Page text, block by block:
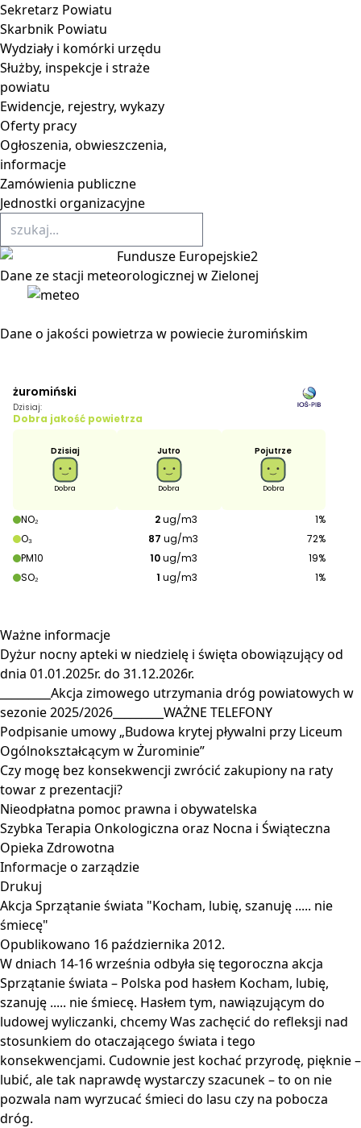
Sekretarz Powiatu
Skarbnik Powiatu
Wydziały i komórki urzędu
Służby, inspekcje i straże
powiatu
Ewidencje, rejestry, wykazy
Oferty pracy
Ogłoszenia, obwieszczenia,
informacje
Zamówienia publiczne
Jednostki organizacyjne
Dane ze stacji meteorologicznej w Zielonej
Dane o jakości powietrza w powiecie żuromińskim
Ważne informacje
Dyżur nocny apteki w niedzielę i święta obowiązujący od
dnia 01.01.2025r. do 31.12.2026r.
_________Akcja zimowego utrzymania dróg powiatowych w
sezonie 2025/2026_________WAŻNE TELEFONY
Podpisanie umowy „Budowa krytej pływalni przy Liceum
Ogólnokształcącym w Żurominie”
Czy mogę bez konsekwencji zwrócić zakupiony na raty
towar z prezentacji?
Nieodpłatna pomoc prawna i obywatelska
Szybka Terapia Onkologiczna oraz Nocna i Świąteczna
Opieka Zdrowotna
Informacje o zarządzie
Drukuj
Akcja Sprzątanie świata "Kocham, lubię, szanuję ..... nie
śmiecę"
Opublikowano 16 października 2012.
W dniach 14-16 września odbyła się tegoroczna akcja
Sprzątanie świata – Polska pod hasłem Kocham, lubię,
szanuję ..... nie śmiecę. Hasłem tym, nawiązującym do
ludowej wyliczanki, chcemy Was zachęcić do refleksji nad
stosunkiem do otaczającego świata i tego
konsekwencjami. Cudownie jest kochać przyrodę, pięknie –
lubić, ale tak naprawdę wystarczy szacunek – to on nie
pozwala nam wyrzucać śmieci do lasu czy na pobocza
dróg.